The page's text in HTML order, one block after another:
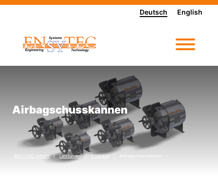
Deutsch English
Airbagschusskannen
ENSYTEC GmbH Leistungen Produkte Airbagschusskannen